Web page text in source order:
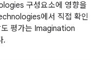
구성요소에 영향을
에서 직접 확인
평가는 Imagination
.